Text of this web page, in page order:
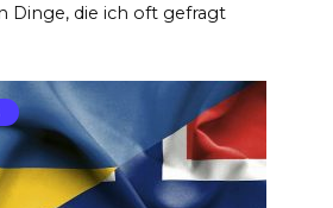
Dinge, die ich oft gefragt